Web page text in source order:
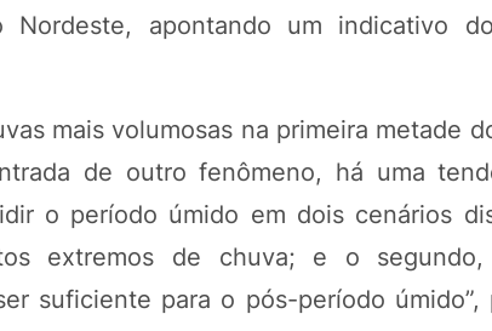
apontando um indicativo
mais volumosas na primeira metade
de outro fenômeno, há uma
o período úmido em dois cenários
extremos de chuva; e o segundo,
suficiente para o pós-período úmido”,